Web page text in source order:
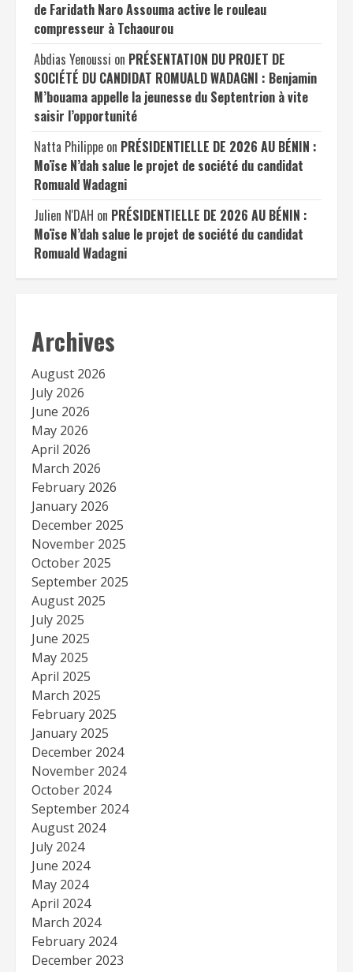
de Faridath Naro Assouma active le rouleau
compresseur à Tchaourou
Abdias Yenoussi on PRÉSENTATION DU PROJET DE
SOCIÉTÉ DU CANDIDAT ROMUALD WADAGNI : Benjamin
M’bouama appelle la jeunesse du Septentrion à vite
saisir l’opportunité
Natta Philippe on PRÉSIDENTIELLE DE 2026 AU BÉNIN :
Moïse N’dah salue le projet de société du candidat
Romuald Wadagni
Julien N'DAH on PRÉSIDENTIELLE DE 2026 AU BÉNIN :
Moïse N’dah salue le projet de société du candidat
Romuald Wadagni
Archives
August 2026
July 2026
June 2026
May 2026
April 2026
March 2026
February 2026
January 2026
December 2025
November 2025
October 2025
September 2025
August 2025
July 2025
June 2025
May 2025
April 2025
March 2025
February 2025
January 2025
December 2024
November 2024
October 2024
September 2024
August 2024
July 2024
June 2024
May 2024
April 2024
March 2024
February 2024
December 2023